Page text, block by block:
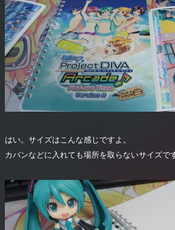
はい。サイズはこんな感じですよ。
カバンなどに入れても場所を取らないサイズで